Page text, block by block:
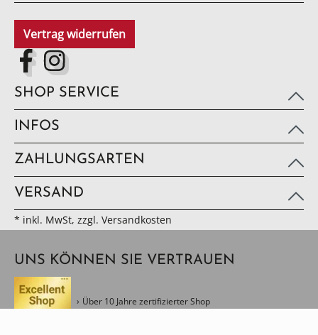
Vertrag widerrufen
SHOP SERVICE
INFOS
ZAHLUNGSARTEN
VERSAND
* inkl. MwSt, zzgl. Versandkosten
UNS KÖNNEN SIE VERTRAUEN
Über 10 Jahre zertifizierter Shop